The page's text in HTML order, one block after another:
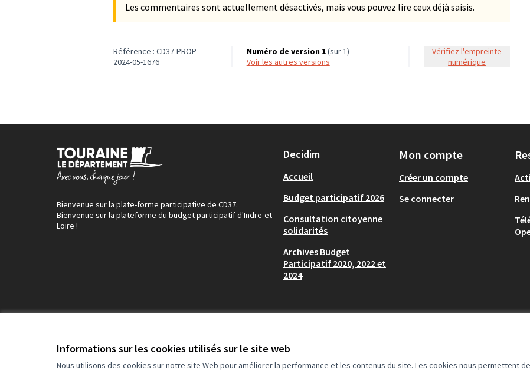
Informations sur les cookies utilisés sur le site web
Nous utilisons des cookies sur notre site Web pour améliorer la performance et les contenus du site. Les cookies nous permettent
Les commentaires sont actuellement désactivés, mais vous pouvez lire ceux déjà saisis.
Référence : CD37-PROP-
2024-05-1676
Numéro de version 1(sur 1)
voir les autres versions
Vérifiez l'empreinte
numérique
Bienvenue sur la plate-forme participative de CD37.
Bienvenue sur la plateforme du budget participatif d'Indre-et-
Loire !
Decidim
Accueil
Budget participatif 2026
Consultation citoyenne
solidarités
Archives Budget
Participatif 2020, 2022 et
2024
Mon compte
Créer un compte
Se connecter